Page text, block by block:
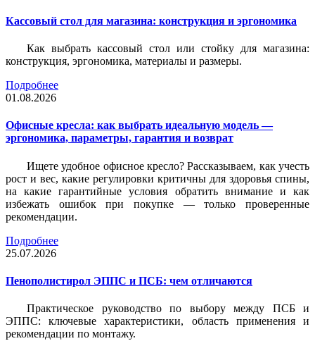
Кассовый стол для магазина: конструкция и эргономика
Как выбрать кассовый стол или стойку для магазина:
конструкция, эргономика, материалы и размеры.
Подробнее
01.08.2026
Офисные кресла: как выбрать идеальную модель —
эргономика, параметры, гарантия и возврат
Ищете удобное офисное кресло? Рассказываем, как учесть
рост и вес, какие регулировки критичны для здоровья спины,
на какие гарантийные условия обратить внимание и как
избежать ошибок при покупке — только проверенные
рекомендации.
Подробнее
25.07.2026
Пенополистирол ЭППС и ПСБ: чем отличаются
Практическое руководство по выбору между ПСБ и
ЭППС: ключевые характеристики, область применения и
рекомендации по монтажу.